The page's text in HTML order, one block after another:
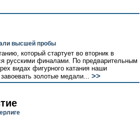
высшей пробы
который стартует во вторник в
русскими финалами. По предварительным
видах фигурного катания наши
золотые медали... >>